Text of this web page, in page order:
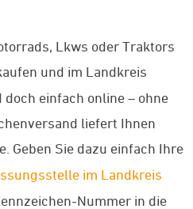
Lkws oder Traktors
und im Landkreis
einfach online – ohne
liefert Ihnen
Geben Sie dazu einfach Ihre
im Landkreis
Nummer in die